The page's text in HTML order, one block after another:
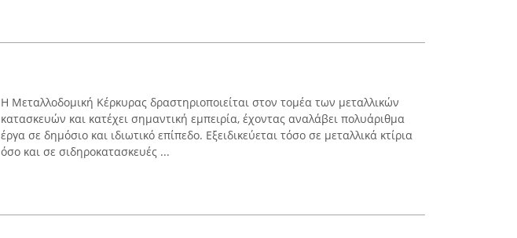
Η Μεταλλοδομική Κέρκυρας δραστηριοποιείται στον τομέα των μεταλλικών
κατασκευών και κατέχει σημαντική εμπειρία, έχοντας αναλάβει πολυάριθμα
έργα σε δημόσιο και ιδιωτικό επίπεδο. Εξειδικεύεται τόσο σε μεταλλικά κτίρια
όσο και σε σιδηροκατασκευές ...